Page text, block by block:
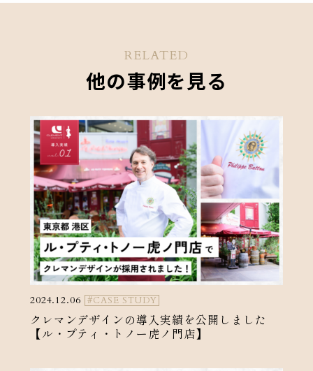
RELATED
他の事例を見る
2024.12.06 #CASE STUDY
クレマンデザインの導入実績を公開しました
【ル・プティ・トノー虎ノ門店】